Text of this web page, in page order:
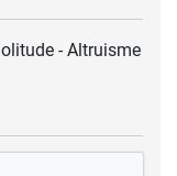
- Altruisme